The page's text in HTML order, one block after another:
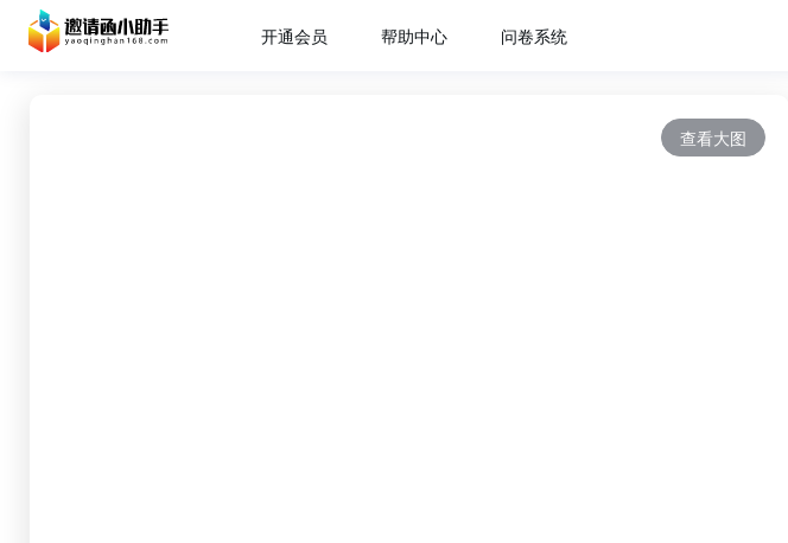
开通会员 帮助中心 问卷系统
查看大图